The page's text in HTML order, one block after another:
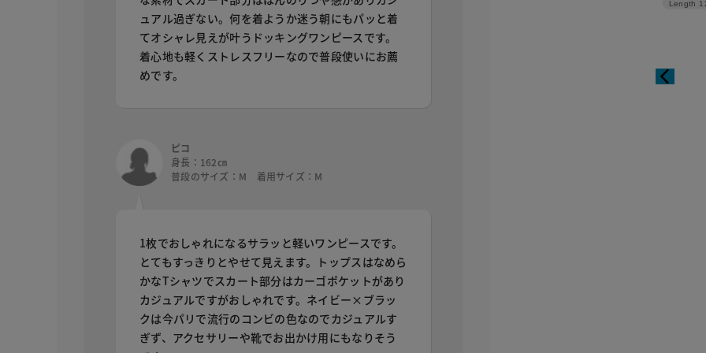
ュアル過ぎない。何を着ようか迷う朝にもパッと着
てオシャレ見えが叶うドッキングワンピースです。
着心地も軽くストレスフリーなので普段使いにお薦
めです。
ピコ
身長：162㎝
普段のサイズ：M 着用サイズ：M
1枚でおしゃれになるサラッと軽いワンピースです。
とてもすっきりとやせて見えます。トップスはなめら
かなTシャツでスカート部分はカーゴポケットがあり
カジュアルですがおしゃれです。ネイビー×ブラッ
クは今パリで流行のコンビの色なのでカジュアルす
ぎず、アクセサリーや靴でお出かけ用にもなりそう
Length